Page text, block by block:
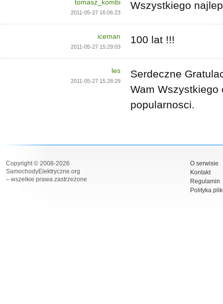
tomasz_kombi
2011-05-27 16:06:23
Wszystkiego
iceman
2011-05-27 15:29:03
100 lat !!!
les
2011-05-27 15:28:29
Serdeczne
Wam Wszystkiego
popularnosci.
Copyright © 2008-2026
SamochodyElektryczne.org
– wszelkie prawa zastrzeżone
O serwisie
Kontakt
Regulamin
Polityka